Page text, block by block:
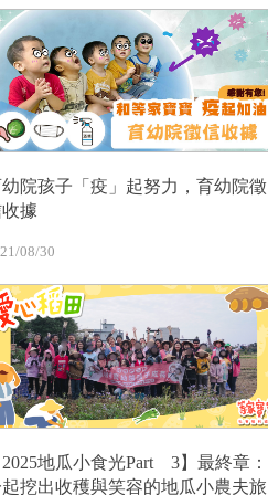
院孩子「疫」起努力，育幼院徵
據
08/30
地瓜小食光Part 3】最終章：
挖出收穫與笑容的地瓜小農夫旅